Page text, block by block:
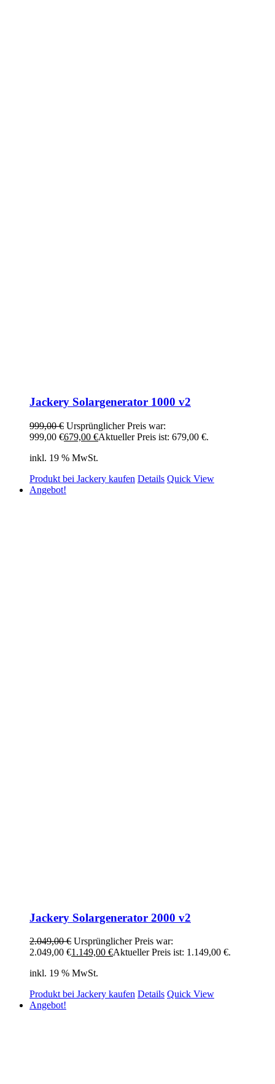
Jackery Solargenerator 1000 v2
999,00€ Ursprünglicher Preis war:
999,00 €679,00 €Aktueller Preis ist: 679,00 €.
inkl. 19 % MwSt.
Produkt bei Jackery kaufen Details Quick View
Angebot!
Jackery Solargenerator 2000 v2
2.049,00€ Ursprünglicher Preis war:
2.049,00 €1.149,00 €Aktueller Preis ist: 1.149,00 €.
inkl. 19 % MwSt.
Produkt bei Jackery kaufen Details Quick View
Angebot!